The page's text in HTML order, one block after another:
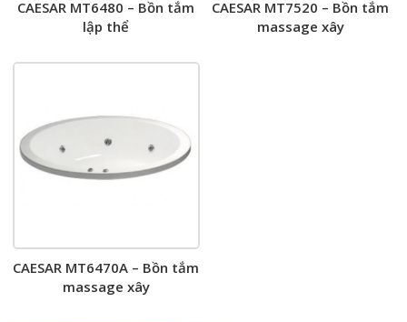
CAESAR MT6480 – Bồn tắm
lập thể
CAESAR MT7520 – Bồn tắm
massage xây
CAESAR MT6470A – Bồn tắm
massage xây